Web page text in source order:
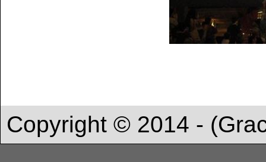
Copyright © 2014 -